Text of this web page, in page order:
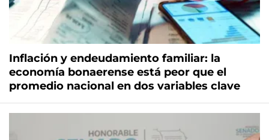
Inflación y endeudamiento familiar: la
economía bonaerense está peor que el
promedio nacional en dos variables clave